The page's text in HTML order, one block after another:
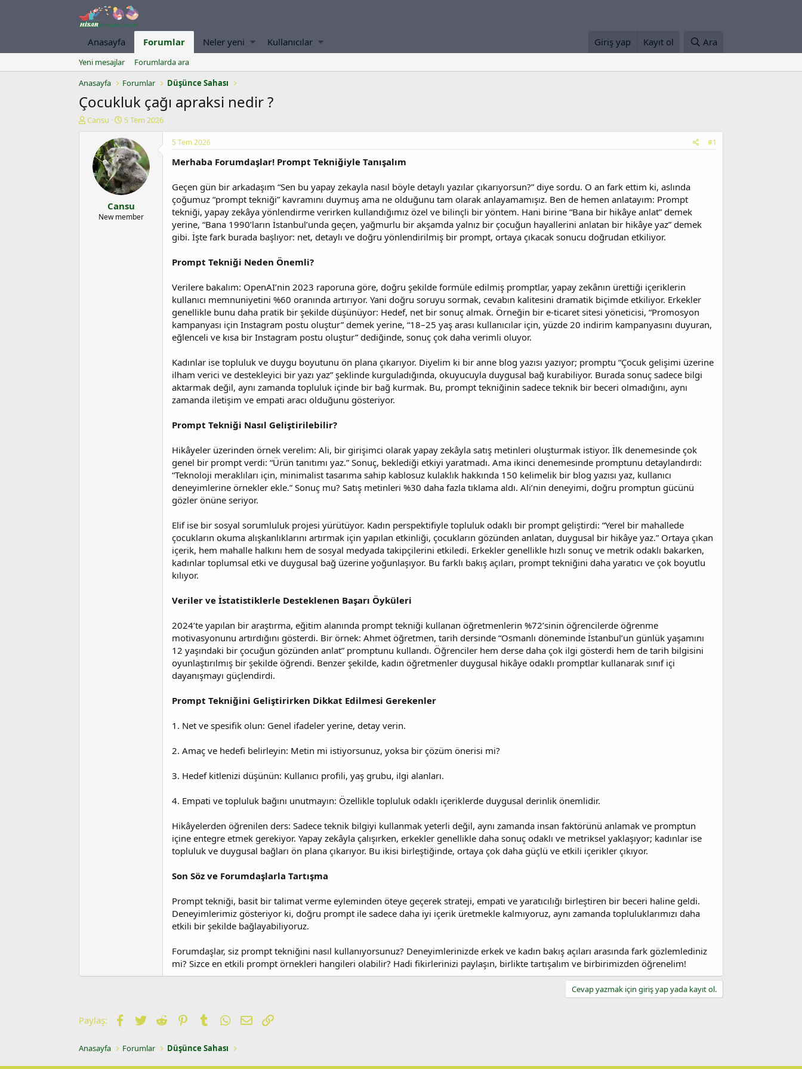
Anasayfa Forumlar Neler yeni Kullanıcılar Giriş yap Kayıt ol Ara
Yeni mesajlar
Forumlarda ara
Anasayfa
Forumlar Düşünce Sahası
Çocukluk çağı apraksi nedir ?
K
Cansu
B
ş
l
a
n
g
ı
ç
t
5 Tem 2026
Cansu
New member
5 Tem 2026 #1
Merhaba Forumdaşlar! Prompt Tekniğiyle Tanışalım
Geçen gün bir arkadaşım “Sen bu yapay zekayla nasıl böyle detaylı yazılar çıkarıyorsun?” diye sordu. O an fark ettim ki, aslında
çoğumuz “prompt tekniği” kavramını duymuş ama ne olduğunu tam olarak anlayamamışız. Ben de hemen anlatayım: Prompt
tekniği, yapay zekâya yönlendirme verirken kullandığımız özel ve bilinçli bir yöntem. Hani birine “Bana bir hikâye anlat” demek
yerine, “Bana 1990’ların İstanbul’unda geçen, yağmurlu bir akşamda yalnız bir çocuğun hayallerini anlatan bir hikâye yaz” demek
gibi. İşte fark burada başlıyor: net, detaylı ve doğru yönlendirilmiş bir prompt, ortaya çıkacak sonucu doğrudan etkiliyor.
Prompt Tekniği Neden Önemli?
Verilere bakalım: OpenAI’nin 2023 raporuna göre, doğru şekilde formüle edilmiş promptlar, yapay zekânın ürettiği içeriklerin
kullanıcı memnuniyetini %60 oranında artırıyor. Yani doğru soruyu sormak, cevabın kalitesini dramatik biçimde etkiliyor. Erkekler
genellikle bunu daha pratik bir şekilde düşünüyor: Hedef, net bir sonuç almak. Örneğin bir e-ticaret sitesi yöneticisi, “Promosyon
kampanyası için Instagram postu oluştur” demek yerine, “18–25 yaş arası kullanıcılar için, yüzde 20 indirim kampanyasını duyuran,
eğlenceli ve kısa bir Instagram postu oluştur” dediğinde, sonuç çok daha verimli oluyor.
Kadınlar ise topluluk ve duygu boyutunu ön plana çıkarıyor. Diyelim ki bir anne blog yazısı yazıyor; promptu “Çocuk gelişimi üzerine
ilham verici ve destekleyici bir yazı yaz” şeklinde kurguladığında, okuyucuyla duygusal bağ kurabiliyor. Burada sonuç sadece bilgi
aktarmak değil, aynı zamanda topluluk içinde bir bağ kurmak. Bu, prompt tekniğinin sadece teknik bir beceri olmadığını, aynı
zamanda iletişim ve empati aracı olduğunu gösteriyor.
Prompt Tekniği Nasıl Geliştirilebilir?
Hikâyeler üzerinden örnek verelim: Ali, bir girişimci olarak yapay zekâyla satış metinleri oluşturmak istiyor. İlk denemesinde çok
genel bir prompt verdi: “Ürün tanıtımı yaz.” Sonuç, beklediği etkiyi yaratmadı. Ama ikinci denemesinde promptunu detaylandırdı:
“Teknoloji meraklıları için, minimalist tasarıma sahip kablosuz kulaklık hakkında 150 kelimelik bir blog yazısı yaz, kullanıcı
deneyimlerine örnekler ekle.” Sonuç mu? Satış metinleri %30 daha fazla tıklama aldı. Ali’nin deneyimi, doğru promptun gücünü
gözler önüne seriyor.
Elif ise bir sosyal sorumluluk projesi yürütüyor. Kadın perspektifiyle topluluk odaklı bir prompt geliştirdi: “Yerel bir mahallede
çocukların okuma alışkanlıklarını artırmak için yapılan etkinliği, çocukların gözünden anlatan, duygusal bir hikâye yaz.” Ortaya çıkan
içerik, hem mahalle halkını hem de sosyal medyada takipçilerini etkiledi. Erkekler genellikle hızlı sonuç ve metrik odaklı bakarken,
kadınlar toplumsal etki ve duygusal bağ üzerine yoğunlaşıyor. Bu farklı bakış açıları, prompt tekniğini daha yaratıcı ve çok boyutlu
kılıyor.
Veriler ve İstatistiklerle Desteklenen Başarı Öyküleri
2024’te yapılan bir araştırma, eğitim alanında prompt tekniği kullanan öğretmenlerin %72’sinin öğrencilerde öğrenme
motivasyonunu artırdığını gösterdi. Bir örnek: Ahmet öğretmen, tarih dersinde “Osmanlı döneminde İstanbul’un günlük yaşamını
12 yaşındaki bir çocuğun gözünden anlat” promptunu kullandı. Öğrenciler hem derse daha çok ilgi gösterdi hem de tarih bilgisini
oyunlaştırılmış bir şekilde öğrendi. Benzer şekilde, kadın öğretmenler duygusal hikâye odaklı promptlar kullanarak sınıf içi
dayanışmayı güçlendirdi.
Prompt Tekniğini Geliştirirken Dikkat Edilmesi Gerekenler
1. Net ve spesifik olun: Genel ifadeler yerine, detay verin.
2. Amaç ve hedefi belirleyin: Metin mi istiyorsunuz, yoksa bir çözüm önerisi mi?
3. Hedef kitlenizi düşünün: Kullanıcı profili, yaş grubu, ilgi alanları.
4. Empati ve topluluk bağını unutmayın: Özellikle topluluk odaklı içeriklerde duygusal derinlik önemlidir.
Hikâyelerden öğrenilen ders: Sadece teknik bilgiyi kullanmak yeterli değil, aynı zamanda insan faktörünü anlamak ve promptun
içine entegre etmek gerekiyor. Yapay zekâyla çalışırken, erkekler genellikle daha sonuç odaklı ve metriksel yaklaşıyor; kadınlar ise
topluluk ve duygusal bağları ön plana çıkarıyor. Bu ikisi birleştiğinde, ortaya çok daha güçlü ve etkili içerikler çıkıyor.
Son Söz ve Forumdaşlarla Tartışma
Prompt tekniği, basit bir talimat verme eyleminden öteye geçerek strateji, empati ve yaratıcılığı birleştiren bir beceri haline geldi.
Deneyimlerimiz gösteriyor ki, doğru prompt ile sadece daha iyi içerik üretmekle kalmıyoruz, aynı zamanda topluluklarımızı daha
etkili bir şekilde bağlayabiliyoruz.
Forumdaşlar, siz prompt tekniğini nasıl kullanıyorsunuz? Deneyimlerinizde erkek ve kadın bakış açıları arasında fark gözlemlediniz
mi? Sizce en etkili prompt örnekleri hangileri olabilir? Hadi fikirlerinizi paylaşın, birlikte tartışalım ve birbirimizden öğrenelim!
Cevap yazmak için giriş yap yada kayıt ol.
Paylaş: Facebook
TwitterReddit PinterestTumblrWhatsApp
E-postaLink
Anasayfa Forumlar Düşünce Sahası